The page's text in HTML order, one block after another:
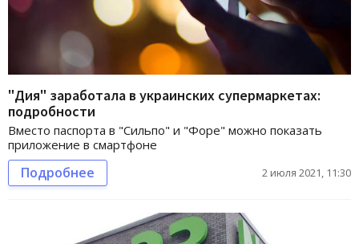
"Дия" заработала в украинских супермаркетах:
подробности
Вместо паспорта в "Сильпо" и "Форе" можно показать
приложение в смартфоне
Подробнее 2 июля 2021, 11:30